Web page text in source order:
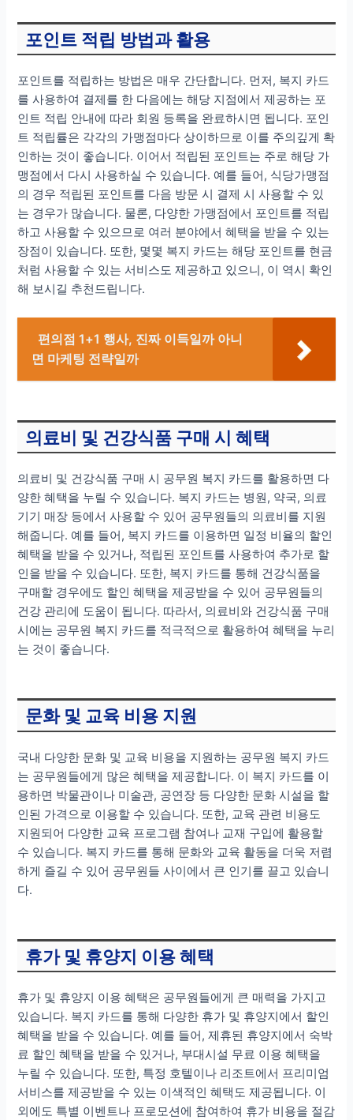
포인트 적립 방법과 활용
포인트를 적립하는 방법은 매우 간단합니다. 먼저, 복지 카드
를 사용하여 결제를 한 다음에는 해당 지점에서 제공하는 포
인트 적립 안내에 따라 회원 등록을 완료하시면 됩니다. 포인
트 적립률은 각각의 가맹점마다 상이하므로 이를 주의깊게 확
인하는 것이 좋습니다. 이어서 적립된 포인트는 주로 해당 가
맹점에서 다시 사용하실 수 있습니다. 예를 들어, 식당가맹점
의 경우 적립된 포인트를 다음 방문 시 결제 시 사용할 수 있
는 경우가 많습니다. 물론, 다양한 가맹점에서 포인트를 적립
하고 사용할 수 있으므로 여러 분야에서 혜택을 받을 수 있는
장점이 있습니다. 또한, 몇몇 복지 카드는 해당 포인트를 현금
처럼 사용할 수 있는 서비스도 제공하고 있으니, 이 역시 확인
해 보시길 추천드립니다.
편의점 1+1 행사, 진짜 이득일까 아니
면 마케팅 전략일까
의료비 및 건강식품 구매 시 혜택
의료비 및 건강식품 구매 시 공무원 복지 카드를 활용하면 다
양한 혜택을 누릴 수 있습니다. 복지 카드는 병원, 약국, 의료
기기 매장 등에서 사용할 수 있어 공무원들의 의료비를 지원
해줍니다. 예를 들어, 복지 카드를 이용하면 일정 비율의 할인
혜택을 받을 수 있거나, 적립된 포인트를 사용하여 추가로 할
인을 받을 수 있습니다. 또한, 복지 카드를 통해 건강식품을
구매할 경우에도 할인 혜택을 제공받을 수 있어 공무원들의
건강 관리에 도움이 됩니다. 따라서, 의료비와 건강식품 구매
시에는 공무원 복지 카드를 적극적으로 활용하여 혜택을 누리
는 것이 좋습니다.
문화 및 교육 비용 지원
국내 다양한 문화 및 교육 비용을 지원하는 공무원 복지 카드
는 공무원들에게 많은 혜택을 제공합니다. 이 복지 카드를 이
용하면 박물관이나 미술관, 공연장 등 다양한 문화 시설을 할
인된 가격으로 이용할 수 있습니다. 또한, 교육 관련 비용도
지원되어 다양한 교육 프로그램 참여나 교재 구입에 활용할
수 있습니다. 복지 카드를 통해 문화와 교육 활동을 더욱 저렴
하게 즐길 수 있어 공무원들 사이에서 큰 인기를 끌고 있습니
다.
휴가 및 휴양지 이용 혜택
휴가 및 휴양지 이용 혜택은 공무원들에게 큰 매력을 가지고
있습니다. 복지 카드를 통해 다양한 휴가 및 휴양지에서 할인
혜택을 받을 수 있습니다. 예를 들어, 제휴된 휴양지에서 숙박
료 할인 혜택을 받을 수 있거나, 부대시설 무료 이용 혜택을
누릴 수 있습니다. 또한, 특정 호텔이나 리조트에서 프리미엄
서비스를 제공받을 수 있는 이색적인 혜택도 제공됩니다. 이
외에도 특별 이벤트나 프로모션에 참여하여 휴가 비용을 절감